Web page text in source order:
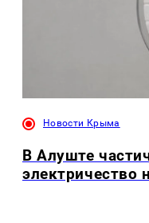
Новости Крыма
В Алуште
электричество